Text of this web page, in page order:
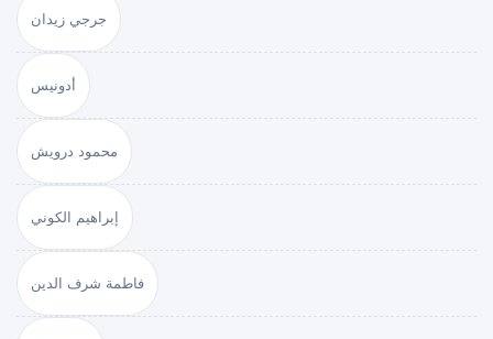
جرجي زيدان
أدونيس
محمود درويش
إبراهيم الكوني
فاطمة شرف الدين